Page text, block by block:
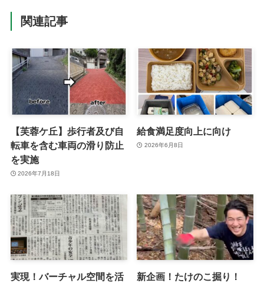
関連記事
【芙蓉ケ丘】歩行者及び自
転車を含む車両の滑り防止
を実施
2026年7月18日
給食満足度向上に向け
2026年6月8日
実現！バーチャル空間を活
新企画！たけのこ掘り！